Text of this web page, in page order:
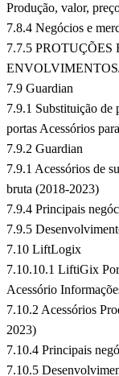
Produção, valor,
7.8.4 Negócios e
7.7.5 PROTUÇÕES
7.9 Guardian
7.9.1 Substituição de
portas Acessórios
7.9.2 Guardian
7.9.1 Acessórios de
bruta (2018-2023)
7.9.4 Principais
7.9.5
7.10 LiftLogix
7.10.10.1 LiftiGix
Acessório
7.10.2 Acessórios
2023)
7.10.4 Principais
7.10.5